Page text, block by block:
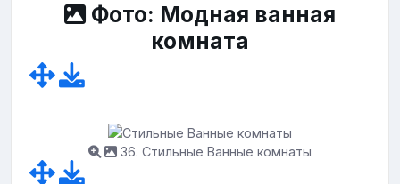
Фото: Модная ванная
комната
36. Стильные Ванные комнаты